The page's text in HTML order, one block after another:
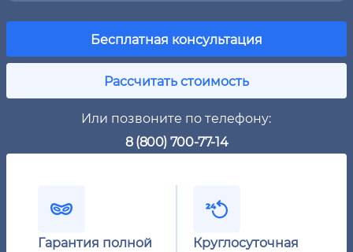
Бесплатная консультация
Рассчитать стоимость
Или позвоните по телефону:
8 (800) 700-77-14
Гарантия полной
Круглосуточная